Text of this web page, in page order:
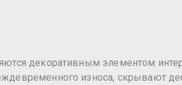
декоративным элементом
износа, скрывают